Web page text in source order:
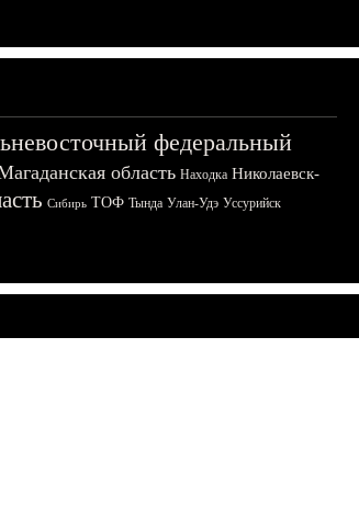
федеральный
область Находка Николаевск-
Сибирь ТОФ Тында Улан-Удэ Уссурийск